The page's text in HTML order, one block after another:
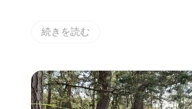
続きを読む